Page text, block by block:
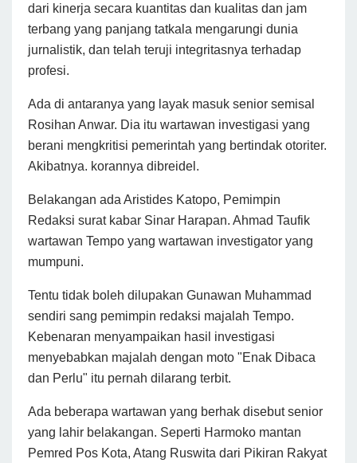
dari kinerja secara kuantitas dan kualitas dan jam
terbang yang panjang tatkala mengarungi dunia
jurnalistik, dan telah teruji integritasnya terhadap
profesi.
Ada di antaranya yang layak masuk senior semisal
Rosihan Anwar. Dia itu wartawan investigasi yang
berani mengkritisi pemerintah yang bertindak otoriter.
Akibatnya. korannya dibreidel.
Belakangan ada Aristides Katopo, Pemimpin
Redaksi surat kabar Sinar Harapan. Ahmad Taufik
wartawan Tempo yang wartawan investigator yang
mumpuni.
Tentu tidak boleh dilupakan Gunawan Muhammad
sendiri sang pemimpin redaksi majalah Tempo.
Kebenaran menyampaikan hasil investigasi
menyebabkan majalah dengan moto "Enak Dibaca
dan Perlu" itu pernah dilarang terbit.
Ada beberapa wartawan yang berhak disebut senior
yang lahir belakangan. Seperti Harmoko mantan
Pemred Pos Kota, Atang Ruswita dari Pikiran Rakyat